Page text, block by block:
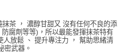
抹茶 ， 濃醇甘甜又 沒有任何不良的添
腐劑等等)，所以最能發揮抹茶特有
人放鬆 、 提升專注力 ， 幫助思緒清
密武器。